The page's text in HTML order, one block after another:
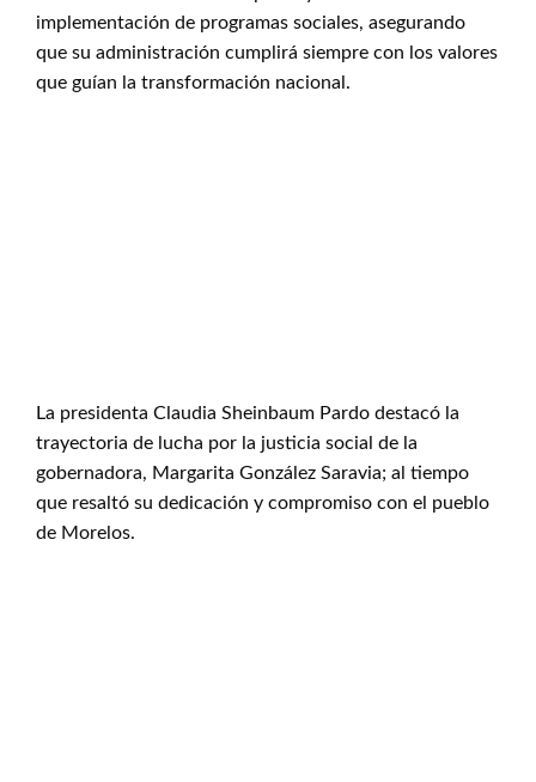
implementación de programas sociales, asegurando
que su administración cumplirá siempre con los valores
que guían la transformación nacional.
La presidenta Claudia Sheinbaum Pardo destacó la
trayectoria de lucha por la justicia social de la
gobernadora, Margarita González Saravia; al tiempo
que resaltó su dedicación y compromiso con el pueblo
de Morelos.